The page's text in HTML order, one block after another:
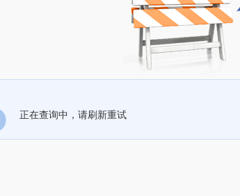
正在查询中，请刷新重试